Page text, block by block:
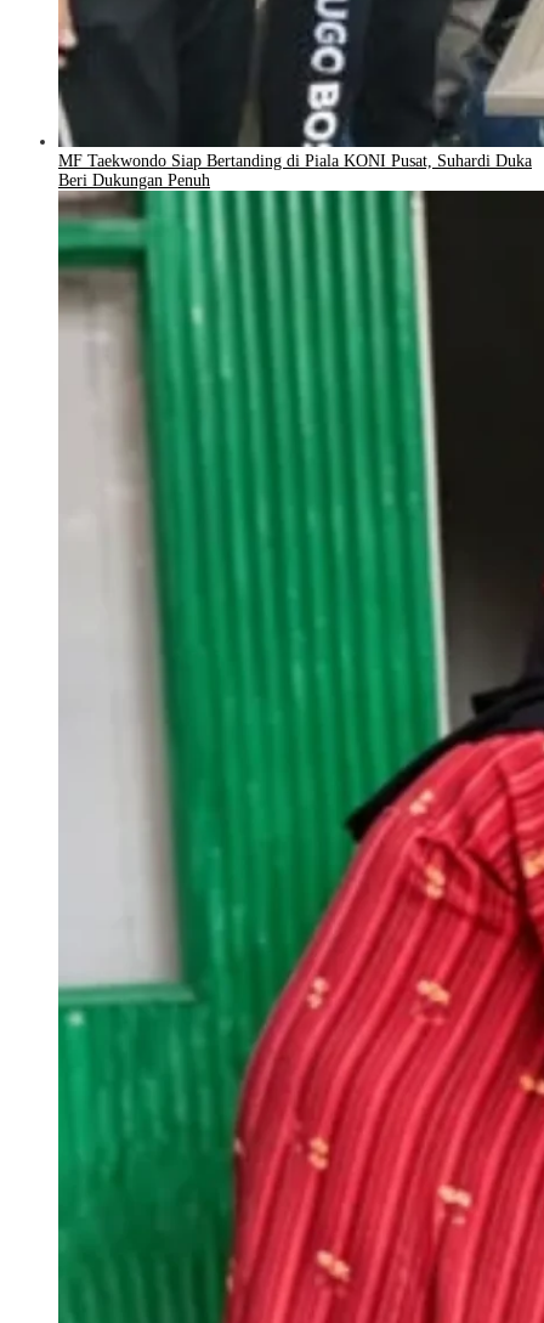
MF Taekwondo Siap Bertanding di Piala KONI Pusat, Suhardi Duka
Beri Dukungan Penuh